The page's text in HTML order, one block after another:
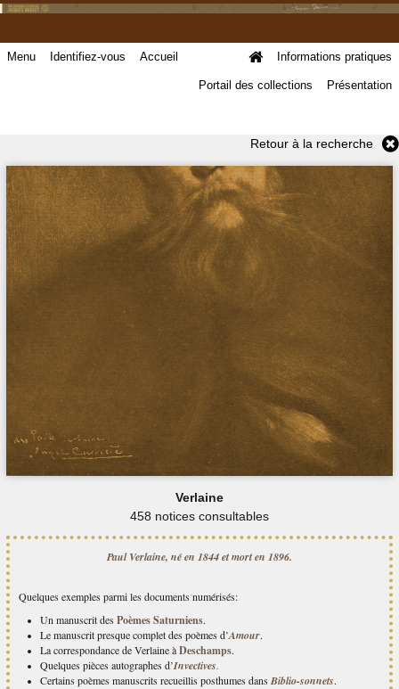
Menu Identifiez-vous Accueil Informations pratiques
Portail des collections Présentation
Retour à la recherche
Verlaine
458 notices consultables
Paul Verlaine, né en 1844 et mort en 1896.
Quelques exemples parmi les documents numérisés:
Un manuscrit des Poèmes Saturniens.
Le manuscrit presque complet des poèmes d’Amour.
La correspondance de Verlaine àDeschamps.
Quelques pièces autographes d’Invectives
Certains poèmes manuscrits recueillis posthumes dans Biblio-sonnets.